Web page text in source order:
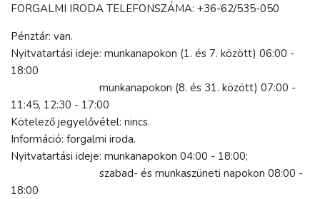
FORGALMI IRODA TELEFONSZÁMA: +36-62/535-050
Pénztár: van.
Nyitvatartási ideje: munkanapokon (1. és 7. között) 06:00 -
18:00
munkanapokon (8. és 31. között) 07:00 -
11:45, 12:30 - 17:00
Kötelező jegyelővétel: nincs.
Információ: forgalmi iroda.
Nyitvatartási ideje: munkanapokon 04:00 - 18:00;
szabad- és munkaszüneti napokon 08:00 -
18:00